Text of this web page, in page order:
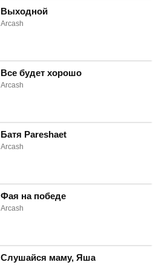
Выходной
Arcash
Все будет хорошо
Arcash
Батя Pareshaet
Arcash
Фая на победе
Arcash
Слушайся маму, Яша